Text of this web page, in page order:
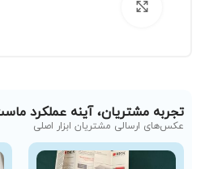
تجربه مشتریان، آینه عملکرد
عکس‌های ارسالی مشتریان ابزار اصلی